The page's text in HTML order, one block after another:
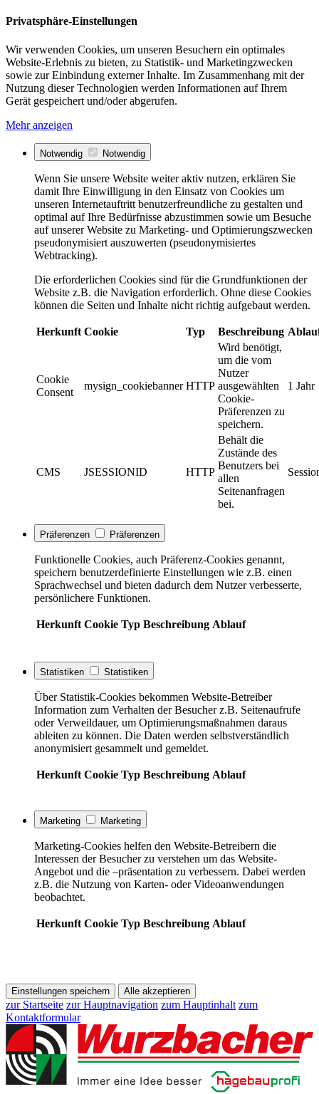
Privatsphäre-Einstellungen
Wir verwenden Cookies, um unseren Besuchern ein optimales
Website-Erlebnis zu bieten, zu Statistik- und Marketingzwecken
sowie zur Einbindung externer Inhalte. Im Zusammenhang mit der
Nutzung dieser Technologien werden Informationen auf Ihrem
Gerät gespeichert und/oder abgerufen.
Mehr anzeigen
Notwendig Notwendig
Wenn Sie unsere Website weiter aktiv nutzen, erklären Sie
damit Ihre Einwilligung in den Einsatz von Cookies um
unseren Internetauftritt benutzerfreundliche zu gestalten und
optimal auf Ihre Bedürfnisse abzustimmen sowie um Besuche
auf unserer Website zu Marketing- und Optimierungszwecken
pseudonymisiert auszuwerten (pseudonymisiertes
Webtracking).
Die erforderlichen Cookies sind für die Grundfunktionen der
Website z.B. die Navigation erforderlich. Ohne diese Cookies
können die Seiten und Inhalte nicht richtig aufgebaut werden.
Herkunft Cookie Typ Beschreibung
Cookie
Consent
mysign_cookiebanner HTTP
Wird benötigt,
um die vom
Nutzer
ausgewählten
Cookie-
Präferenzen zu
speichern.
1 Jahr
CMS JSESSIONID HTTP
Behält die
Zustände des
Benutzers bei
allen
Seitenanfragen
bei.
Präferenzen Präferenzen
Funktionelle Cookies, auch Präferenz-Cookies genannt,
speichern benutzerdefinierte Einstellungen wie z.B. einen
Sprachwechsel und bieten dadurch dem Nutzer verbesserte,
persönlichere Funktionen.
Herkunft Cookie Typ Beschreibung Ablauf
Statistiken Statistiken
Über Statistik-Cookies bekommen Website-Betreiber
Information zum Verhalten der Besucher z.B. Seitenaufrufe
oder Verweildauer, um Optimierungsmaßnahmen daraus
ableiten zu können. Die Daten werden selbstverständlich
anonymisiert gesammelt und gemeldet.
Herkunft Cookie Typ Beschreibung Ablauf
Marketing Marketing
Marketing-Cookies helfen den Website-Betreibern die
Interessen der Besucher zu verstehen um das Website-
Angebot und die –präsentation zu verbessern. Dabei werden
z.B. die Nutzung von Karten- oder Videoanwendungen
beobachtet.
Herkunft Cookie Typ Beschreibung Ablauf
Einstellungen speichern Alle akzeptieren
zur Startseite zur Hauptnavigation zum Hauptinhalt zum
Kontaktformular